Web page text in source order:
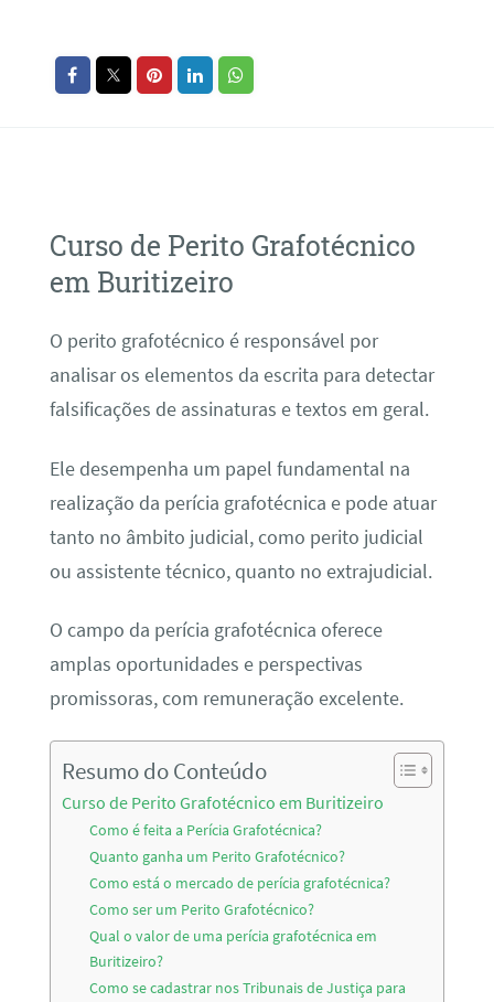
Curso de Perito Grafotécnico
em Buritizeiro
O perito grafotécnico é responsável por
analisar os elementos da escrita para detectar
falsificações de assinaturas e textos em geral.
Ele desempenha um papel fundamental na
realização da perícia grafotécnica e pode atuar
tanto no âmbito judicial, como perito judicial
ou assistente técnico, quanto no extrajudicial.
O campo da perícia grafotécnica oferece
amplas oportunidades e perspectivas
promissoras, com remuneração excelente.
Resumo do Conteúdo
Curso de Perito Grafotécnico em Buritizeiro
Como é feita a Perícia Grafotécnica?
Quanto ganha um Perito Grafotécnico?
Como está o mercado de perícia grafotécnica?
Como ser um Perito Grafotécnico?
Qual o valor de uma perícia grafotécnica em
Buritizeiro?
Como se cadastrar nos Tribunais de Justiça para